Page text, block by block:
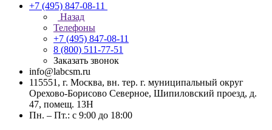
+7 (495) 847-08-11
Назад
Телефоны
+7 (495) 847-08-11
8 (800) 511-77-51
Заказать звонок
info@labcsm.ru
115551, г. Москва, вн. тер. г. муниципальный округ
Орехово-Борисово Северное, Шипиловский проезд, д.
47, помещ. 13Н
Пн. – Пт.: с 9:00 до 18:00